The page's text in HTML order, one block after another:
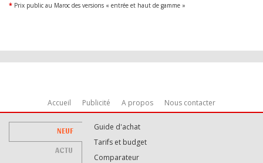
* Prix public au Maroc des versions « entrée et haut de gamme »
Accueil Publicité A propos Nous contacter
NEUF
ACTU
Guide d'achat
Tarifs et budget
Comparateur